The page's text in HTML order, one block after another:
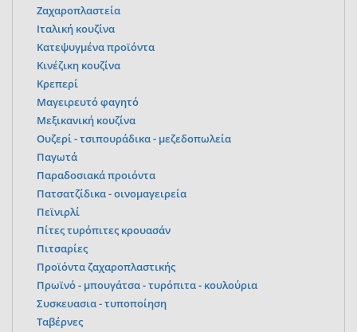
Ζαχαροπλαστεία
Ιταλική κουζίνα
Κατεψυγμένα προϊόντα
Κινέζικη κουζίνα
Κρεπερί
Μαγειρευτό φαγητό
Μεξικανική κουζίνα
Ουζερί - τσιπουράδικα - μεζεδοπωλεία
Παγωτά
Παραδοσιακά προιόντα
Πατσατζίδικα - οινομαγειρεία
Πεϊνιρλί
Πίτες τυρόπιτες κρουασάν
Πιτσαρίες
Προϊόντα ζαχαροπλαστικής
Πρωϊνό - μπουγάτσα - τυρόπιτα - κουλούρια
Συσκευασια - τυποποίηση
Ταβέρνες